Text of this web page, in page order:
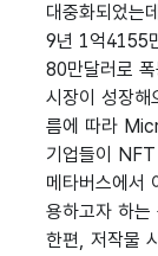
대중화되었는
9년 1억4155
80만달러로
시장이 성장해
름에 따라
기업들이
메타버스에서
용하고자 하는
한편, 저작물